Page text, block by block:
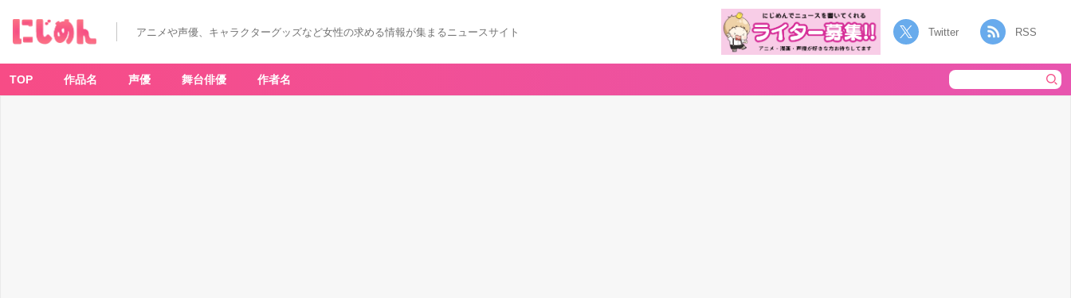
メ
報
サ
イ
アニメや声優、キャラクターグッズなど女性の求める情報が集まるニュースサイト Twitter RSS
TOP 作品名 声優 舞台俳優 作者名